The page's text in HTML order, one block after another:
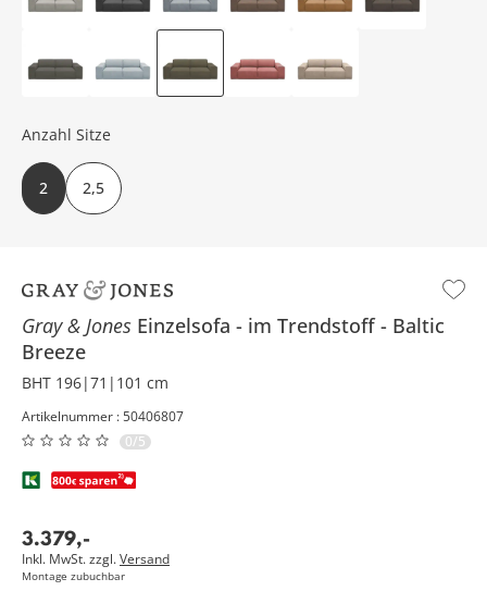
Gray & Jones Einzelsofa im Trendstoff
Baltic
Breeze
BHT 196|71|101 cm
Artikelnummer : 50406807
0/5
3.379,-
Inkl. MwSt. zzgl.Versand
Montage zubuchbar
Anzahl Sitze
2 2,5